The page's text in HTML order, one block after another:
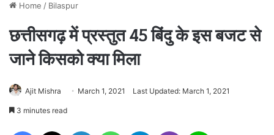
Home / Bilaspur
छत्तीसगढ़ में प्रस्तुत 45 बिंदु के इस बजट से
जाने किसको क्या मिला
Ajit Mishra March 1, 2021 Last Updated: March 1, 2021
3 minutes read
Facebook LinkedIn WhatsAppTelegram Viber